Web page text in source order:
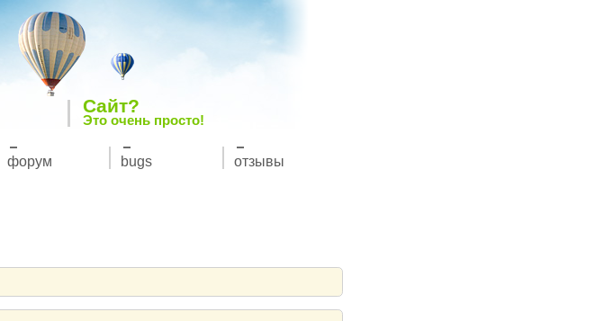
Сайт?
Это очень просто!
форум bugs отзывы